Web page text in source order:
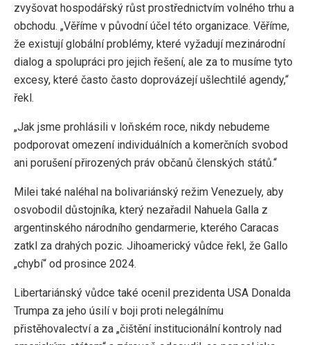
zvyšovat hospodářský růst prostřednictvím volného trhu a
obchodu. „Věříme v původní účel této organizace. Věříme,
že existují globální problémy, které vyžadují mezinárodní
dialog a spolupráci pro jejich řešení, ale za to musíme tyto
excesy, které často často doprovázejí ušlechtilé agendy,“
řekl.
„Jak jsme prohlásili v loňském roce, nikdy nebudeme
podporovat omezení individuálních a komerčních svobod
ani porušení přirozených práv občanů členských států.“
Milei také naléhal na bolivariánský režim Venezuely, aby
osvobodil důstojníka, který nezařadil Nahuela Galla z
argentinského národního gendarmerie, kterého Caracas
zatkl za drahých pozic. Jihoamerický vůdce řekl, že Gallo
„chybí“ od prosince 2024.
Libertariánský vůdce také ocenil prezidenta USA Donalda
Trumpa za jeho úsilí v boji proti nelegálnímu
přistěhovalectví a za „čištění institucionální kontroly nad